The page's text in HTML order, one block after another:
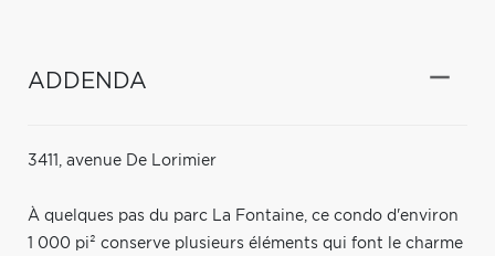
ADDENDA
3411, avenue De Lorimier
À quelques pas du parc La Fontaine, ce condo d'environ
1 000 pi² conserve plusieurs éléments qui font le charme